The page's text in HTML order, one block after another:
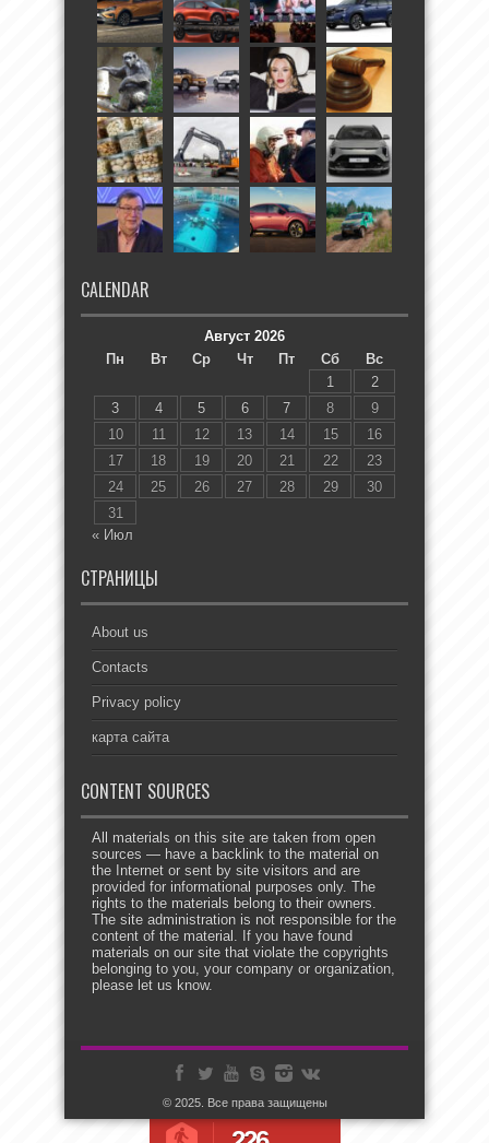
CALENDAR
Август 2026
Пн
Вт Ср Чт Пт Сб
Вс
1
2
3
4 5 6 7 8
9
10
11 12 13 14 15
16
17
18 19 20 21 22
23
24
25 26 27 28 29
30
31
« Июл
СТРАНИЦЫ
About us
Contacts
Privacy policy
карта сайта
CONTENT SOURCES
All materials on this site are taken from open
sources — have a backlink to the material on
the Internet or sent by site visitors and are
provided for informational purposes only. The
rights to the materials belong to their owners.
The site administration is not responsible for the
content of the material. If you have found
materials on our site that violate the copyrights
belonging to you, your company or organization,
please let us know.
© 2025. Все права защищены